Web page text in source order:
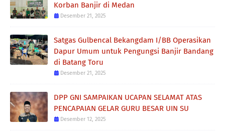
Korban Banjir di Medan
Desember 21, 2025
Satgas Gulbencal Bekangdam I/BB Operasikan
Dapur Umum untuk Pengungsi Banjir Bandang
di Batang Toru
Desember 21, 2025
DPP GNI SAMPAIKAN UCAPAN SELAMAT ATAS
PENCAPAIAN GELAR GURU BESAR UIN SU
Desember 12, 2025